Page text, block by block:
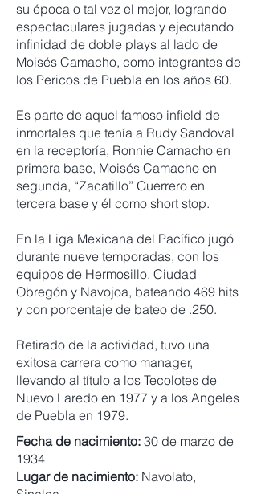
su época o tal vez el mejor, logrando
espectaculares jugadas y ejecutando
infinidad de doble plays al lado de
Moisés Camacho, como integrantes de
los Pericos de Puebla en los años 60.
Es parte de aquel famoso infield de
inmortales que tenía a Rudy Sandoval
en la receptoría, Ronnie Camacho en
primera base, Moisés Camacho en
segunda, “Zacatillo” Guerrero en
tercera base y él como short stop.
En la Liga Mexicana del Pacífico jugó
durante nueve temporadas, con los
equipos de Hermosillo, Ciudad
Obregón y Navojoa, bateando 469 hits
y con porcentaje de bateo de .250.
Retirado de la actividad, tuvo una
exitosa carrera como manager,
llevando al título a los Tecolotes de
Nuevo Laredo en 1977 y a los Angeles
de Puebla en 1979.
Fecha de nacimiento: 30 de marzo de
1934
Lugar de nacimiento: Navolato,